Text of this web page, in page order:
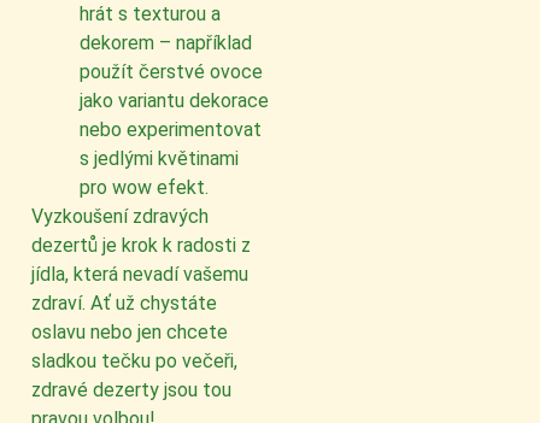
hrát s texturou a
dekorem – například
použít čerstvé ovoce
jako variantu dekorace
nebo experimentovat
s jedlými květinami
pro wow efekt.
Vyzkoušení zdravých
dezertů je krok k radosti z
jídla, která nevadí vašemu
zdraví. Ať už chystáte
oslavu nebo jen chcete
sladkou tečku po večeři,
zdravé dezerty jsou tou